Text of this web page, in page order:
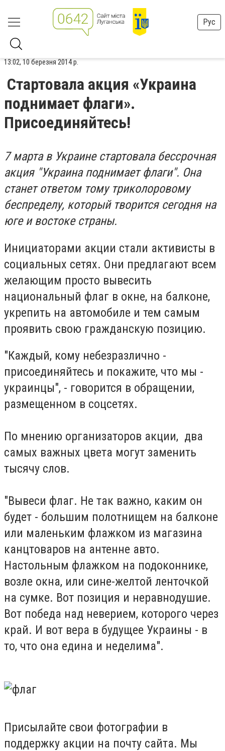
Рус
13:02, 10 березня 2014 р.
Стартовала акция «Украина
поднимает флаги».
Присоединяйтесь!
7 марта в Украине стартовала бессрочная
акция "Украина поднимает флаги". Она
станет ответом тому триколоровому
беспределу, который творится сегодня на
юге и востоке страны.
Инициаторами акции стали активисты в
социальных сетях. Они предлагают всем
желающим просто вывесить
национальный флаг в окне, на балконе,
укрепить на автомобиле и тем самым
проявить свою гражданскую позицию.
"Каждый, кому небезразлично -
присоединяйтесь и покажите, что мы -
украинцы", - говорится в обращении,
размещенном в соцсетях.
По мнению организаторов акции, два
самых важных цвета могут заменить
тысячу слов.
"Вывеси флаг. Не так важно, каким он
будет - большим полотнищем на балконе
или маленьким флажком из магазина
канцтоваров на антенне авто.
Настольным флажком на подоконнике,
возле окна, или сине-желтой ленточкой
на сумке. Вот позиция и неравнодушие.
Вот победа над неверием, которого через
край. И вот вера в будущее Украины - в
то, что она едина и неделима".
Присылайте свои фотографии в
поддержку акции на почту сайта. Мы